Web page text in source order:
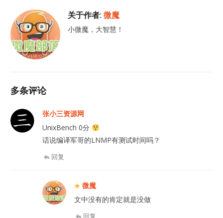
关于作者:微魔
小微魔，大智慧！
多条评论
张小三资源网
UnixBench 0分
话说编译军哥的LNMP有测试时间吗？
回复
微魔
文中没有的肯定就是没做
回复